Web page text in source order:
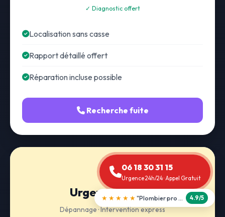
✓ Diagnostic offert
Localisation sans casse
Rapport détaillé offert
Réparation incluse possible
Recherche fuite
Urgence 24h/24
Dépannage · Intervention express
06 18 30 31 15
Urgence 24h/24 · Appel Gratuit
★★★★★ "Débouchage WC en 30 min" 5.0/5